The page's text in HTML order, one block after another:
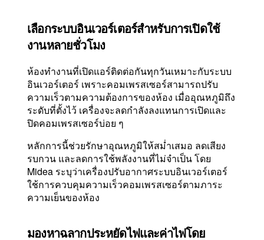
เลือกระบบอินเวอร์เตอร์สำหรับการเปิดใช้
งานหลายชั่วโมง
ห้องทำงานที่เปิดแอร์ติดต่อกันทุกวันเหมาะกับระบบ
อินเวอร์เตอร์ เพราะคอมเพรสเซอร์สามารถปรับ
ความเร็วตามความต้องการของห้อง เมื่ออุณหภูมิถึง
ระดับที่ตั้งไว้ เครื่องจะลดกำลังลงแทนการเปิดและ
ปิดคอมเพรสเซอร์บ่อย ๆ
หลักการนี้ช่วยรักษาอุณหภูมิให้สม่ำเสมอ ลดเสียง
รบกวน และลดการใช้พลังงานที่ไม่จำเป็น โดย
Midea ระบุว่าเครื่องปรับอากาศระบบอินเวอร์เตอร์
ใช้การควบคุมความเร็วคอมเพรสเซอร์ตามภาระ
ความเย็นของห้อง
มองหาฉลากประหยัดไฟและค่าไฟโดย